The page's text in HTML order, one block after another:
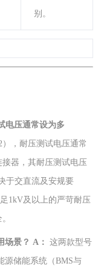
别。
电压通常设为多
，耐压测试电压通常
器，其耐压测试电压
于交直流及安规要
1kV及以上的严苛耐压
场景？ A： 这两款型号
源储能系统（BMS与